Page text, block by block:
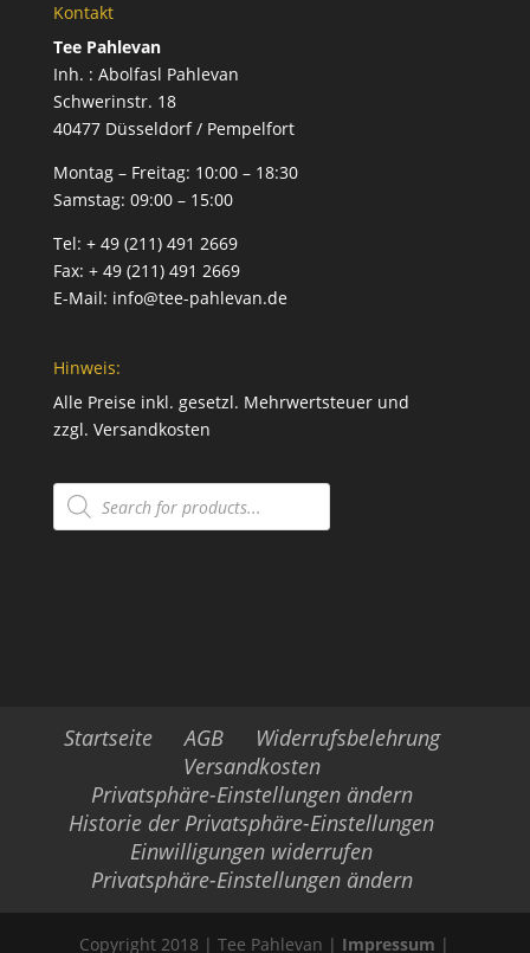
Kontakt
Tee Pahlevan
Inh. : Abolfasl Pahlevan
Schwerinstr. 18
40477 Düsseldorf / Pempelfort
Montag – Freitag: 10:00 – 18:30
Samstag: 09:00 – 15:00
Tel: + 49 (211) 491 2669
Fax: + 49 (211) 491 2669
E-Mail: info@tee-pahlevan.de
Hinweis:
Alle Preise inkl. gesetzl. Mehrwertsteuer und
zzgl. Versandkosten
Products
search
Startseite AGB
Widerrufsbelehrung
Versandkosten
Privatsphäre-Einstellungen ändern
Historie der Privatsphäre-Einstellungen
Einwilligungen widerrufen
Privatsphäre-Einstellungen ändern
Copyright 2018 | Tee Pahlevan | Impressum |